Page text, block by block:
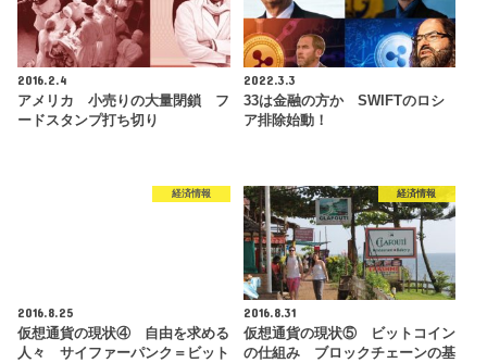
2016.2.4
アメリカ 小売りの大量閉鎖 フ
ードスタンプ打ち切り
2022.3.3
33は金融の方か SWIFTのロシ
ア排除始動！
経済情報
2016.8.25
仮想通貨の現状④ 自由を求める
人々 サイファーパンク＝ビット
経済情報
2016.8.31
仮想通貨の現状⑤ ビットコイン
の仕組み ブロックチェーンの基